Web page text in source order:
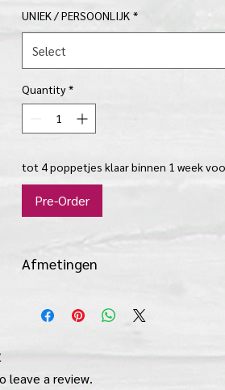
UNIEK / PERSOONLIJK *
Select
Quantity *
tot 4 poppetjes klaar binnen 1 week
Pre-Order
Afmetingen
leave a review.